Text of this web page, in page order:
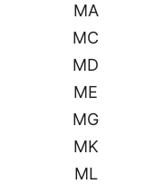
MA
MC
MD
ME
MG
MK
ML